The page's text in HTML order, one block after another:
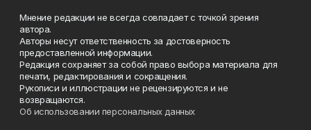
Мнение редакции не всегда совпадает с точкой зрения
автора.
Авторы несут ответственность за достоверность
предоставленной информации.
Редакция сохраняет за собой право выбора материала для
печати, редактирования и сокращения.
Рукописи и иллюстрации не рецензируются и не
возвращаются.
Об использовании персональных данных